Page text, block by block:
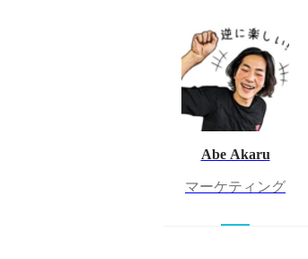
Abe Akaru
マーケティング